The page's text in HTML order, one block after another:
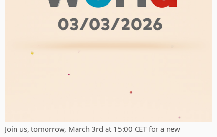
Join us, tomorrow, March 3rd at 15:00 CET for a new